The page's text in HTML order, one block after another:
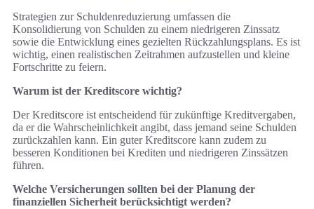
Strategien zur Schuldenreduzierung umfassen die
Konsolidierung von Schulden zu einem niedrigeren Zinssatz
sowie die Entwicklung eines gezielten Rückzahlungsplans. Es ist
wichtig, einen realistischen Zeitrahmen aufzustellen und kleine
Fortschritte zu feiern.
Warum ist der Kreditscore wichtig?
Der Kreditscore ist entscheidend für zukünftige Kreditvergaben,
da er die Wahrscheinlichkeit angibt, dass jemand seine Schulden
zurückzahlen kann. Ein guter Kreditscore kann zudem zu
besseren Konditionen bei Krediten und niedrigeren Zinssätzen
führen.
Welche Versicherungen sollten bei der Planung der
finanziellen Sicherheit berücksichtigt werden?